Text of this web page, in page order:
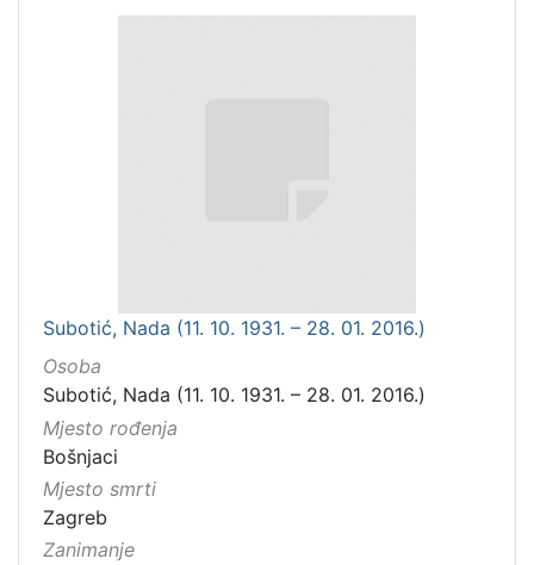
Subotić, Nada (11. 10. 1931. – 28. 01. 2016.)
Osoba
Subotić, Nada (11. 10. 1931. – 28. 01. 2016.)
Mjesto rođenja
Bošnjaci
Mjesto smrti
Zagreb
Zanimanje